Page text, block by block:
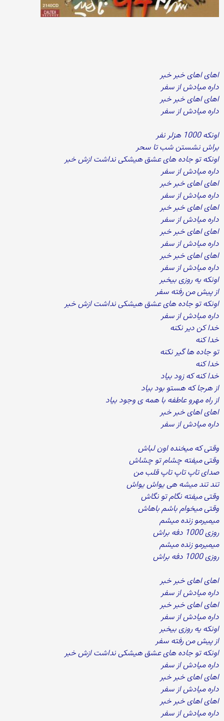
اهای اهای خبر خبر
داره میادش از سفر
اهای اهای خبر خبر
داره میادش از سفر
اونکه 1000 هزلر نفر
براش نشستن شب تا سحر
اونکه تو جاده های عشق هیشکی نداشت ازش خبر
داره میادش از سفر
اهای اهای خبر خبر
داره میادش از سفر
اهای اهای خبر خبر
داره میادش از سفر
اهای اهای خبر خبر
داره میادش از سفر
اهای اهای خبر خبر
داره میادش از سفر
اونکه یه روزی بیخبر
از پیش من رفته سفر
اونکه تو جاده های عشق هیشکی نداشت ازش خبر
داره میادش از سفر
خدا کن دیر نکنه
خدا کنه
تو جاده ها گیر نکنه
خدا کنه
خدا کنه که زود بیاد
از هرجا که هستو بود بیاد
از راه مهرو عاطفه با همه ی وجود بیاد
اهای اهای خبر خبر
داره میادش از سفر
وقتی که میخنده اون لباش
وقتی میفته چشام تو چشاش
صدای تاپ تاپ تاپ قلب من
تند تند میشه هی یواش یواش
وقتی میفته نگام تو نگاش
وقتی میخوام باشم باهاش
میمیرمو زنده میشم
روزی 1000 دفه براش
میمیرمو زنده میشم
روزی 1000 دفه براش
اهای اهای خبر خبر
داره میادش از سفر
اهای اهای خبر خبر
داره میادش از سفر
اونکه یه روزی بیخبر
از پیش من رفته سفر
اونکه تو جاده های عشق هیشکی نداشت ازش خبر
داره میادش از سفر
اهای اهای خبر خبر
داره میادش از سفر
اهای اهای خبر خبر
داره میادش از سفر